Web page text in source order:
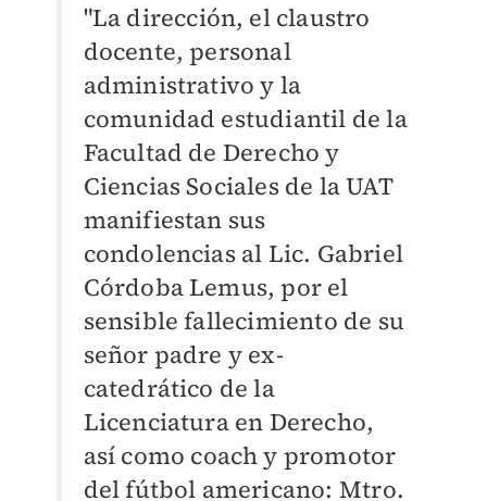
"La dirección, el claustro
docente, personal
administrativo y la
comunidad estudiantil de la
Facultad de Derecho y
Ciencias Sociales de la UAT
manifiestan sus
condolencias al Lic. Gabriel
Córdoba Lemus, por el
sensible fallecimiento de su
señor padre y ex-
catedrático de la
Licenciatura en Derecho,
así como coach y promotor
del fútbol americano: Mtro.